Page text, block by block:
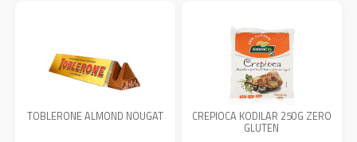
TOBLERONE ALMOND NOUGAT CREPIOCA KODILAR 250G ZERO
GLUTEN